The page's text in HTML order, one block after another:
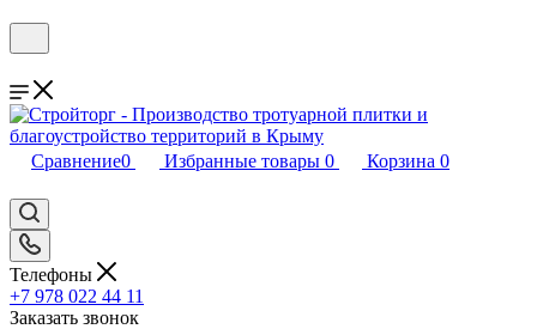
Сравнение0 Избранные товары 0 Корзина 0
Телефоны
+7 978 022 44 11
Заказать звонок